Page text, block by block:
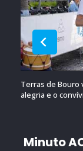
Terras de Bouro
alegria e o
Minuto